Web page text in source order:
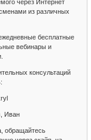
через Интернет
из различных
бесплатные
вебинары и
консультаций
Иван
обращайтесь